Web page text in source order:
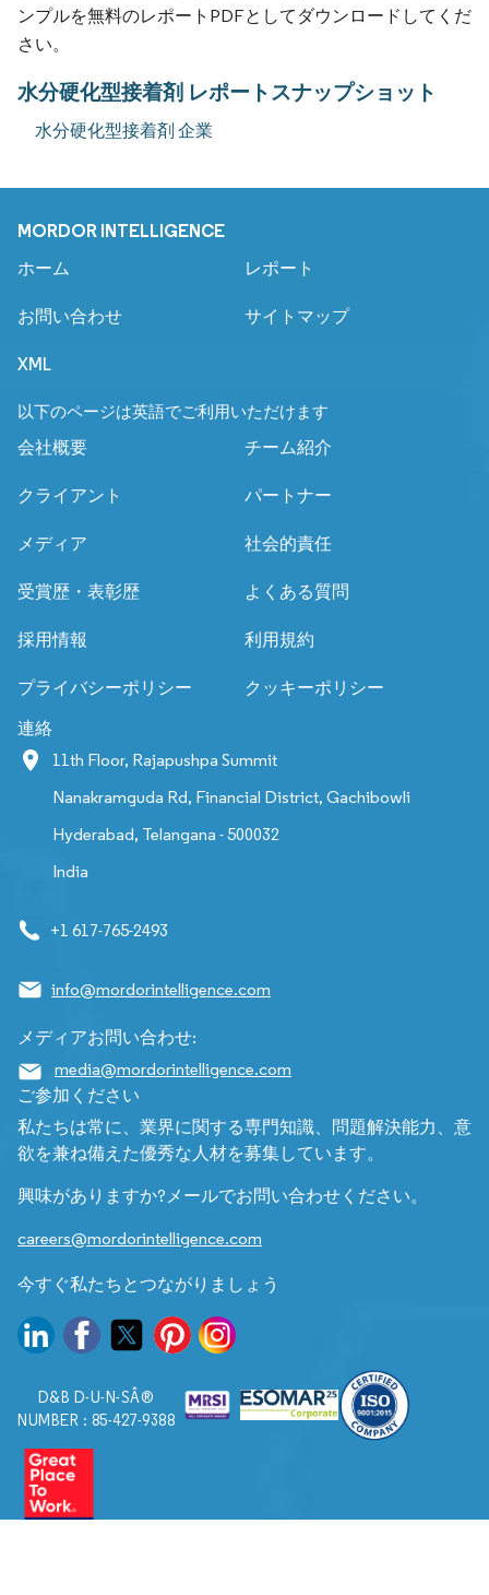
ンプルを無料のレポートPDFとしてダウンロードしてくだ
さい。
水分硬化型接着剤 レポートスナップショット
水分硬化型接着剤 企業
MORDOR INTELLIGENCE
ホーム レポート
お問い合わせ サイトマップ
XML
以下のページは英語でご利用いただけます
会社概要
チーム紹介
クライアント パートナー
メディア 社会的責任
受賞歴・表彰歴 よくある質問
採用情報 利用規約
プライバシーポリシー クッキーポリシー
連絡
11th Floor, Rajapushpa Summit
Nanakramguda Rd, Financial District, Gachibowli
Hyderabad, Telangana - 500032
India
+1 617-765-2493
info@mordorintelligence.com
メディアお問い合わせ:
media@mordorintelligence.com
ご参加ください
私たちは常に、業界に関する専門知識、問題解決能力、意
欲を兼ね備えた優秀な人材を募集しています。
興味がありますか?メールでお問い合わせください。
careers@mordorintelligence.com
今すぐ私たちとつながりましょう
D&B D-U-N-SÂ®
NUMBER : 85-427-9388